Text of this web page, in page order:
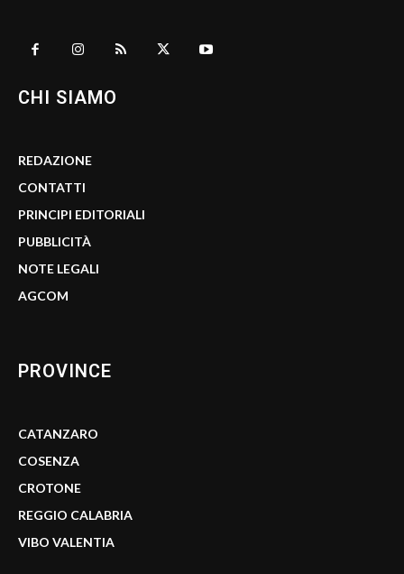
CHI SIAMO
REDAZIONE
CONTATTI
PRINCIPI EDITORIALI
PUBBLICITÀ
NOTE LEGALI
AGCOM
PROVINCE
CATANZARO
COSENZA
CROTONE
REGGIO CALABRIA
VIBO VALENTIA